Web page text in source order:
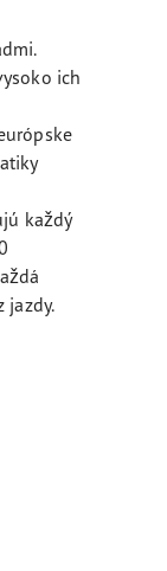
ich
každý
jazdy.